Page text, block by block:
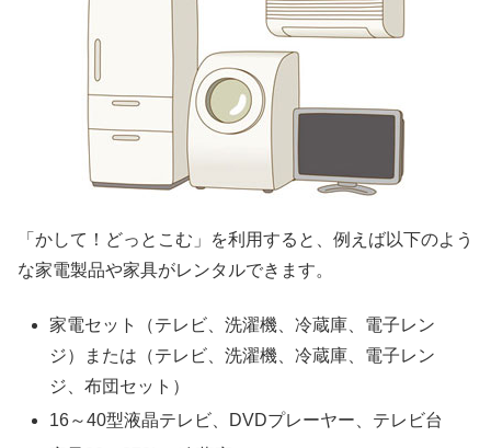
「かして！どっとこむ」を利用すると、例えば以下のよう
な家電製品や家具がレンタルできます。
家電セット（テレビ、洗濯機、冷蔵庫、電子レン
ジ）または（テレビ、洗濯機、冷蔵庫、電子レン
ジ、布団セット）
16～40型液晶テレビ、DVDプレーヤー、テレビ台